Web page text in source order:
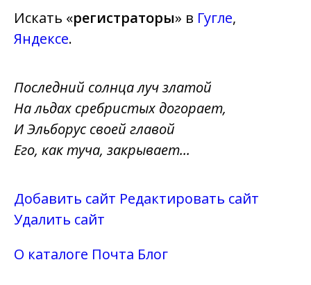
Искать «регистраторы» в Гугле,
Яндексе.
Последний солнца луч златой
На льдах сребристых догорает,
И Эльборус своей главой
Его, как туча, закрывает...
Добавить сайт Редактировать сайт
Удалить сайт
О каталоге Почта Блог